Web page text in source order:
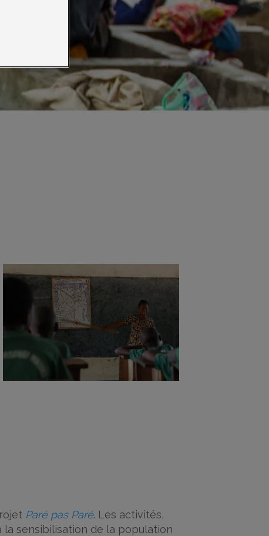
Paré pas Paré. Les activités,
la sensibilisation de la population